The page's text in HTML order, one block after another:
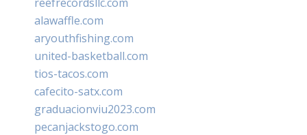
alawaffle.com
aryouthfishing.com
united-basketball.com
tios-tacos.com
cafecito-satx.com
graduacionviu2023.com
pecanjackstogo.com